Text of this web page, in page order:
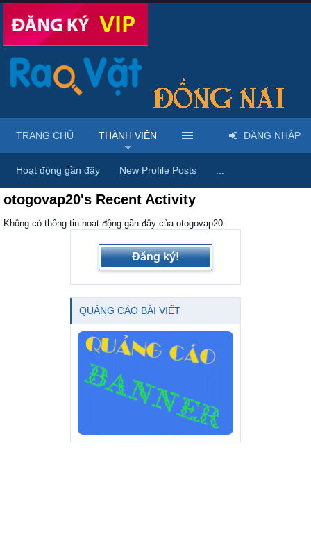
Trang chủ Thành viên
otogovap20's Recent Activity
Không có thông tin hoạt động gần đây của otogovap20.
Đăng ký!
QUẢNG CÁO BÀI VIẾT
TRANG CHỦ THÀNH VIÊN
Hoạt động gần đây New Profile Posts
ĐĂNG NHẬP